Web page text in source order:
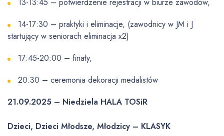
14-17:30 – praktyki i eliminacje, (zawodnicy w JM i J
startujący w seniorach eliminacja x2)
17:45-20:00 – finały,
20:30 – ceremonia dekoracji medalistów
21.09.2025 – Niedziela HALA TOSiR
Dzieci, Dzieci Młodsze, Młodzicy – KLASYK